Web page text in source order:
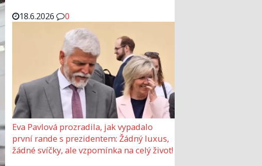
18.6.2026
0
Eva Pavlová prozradila, jak vypadalo
první rande s prezidentem: Žádný luxus,
žádné svíčky, ale vzpomínka na celý život!